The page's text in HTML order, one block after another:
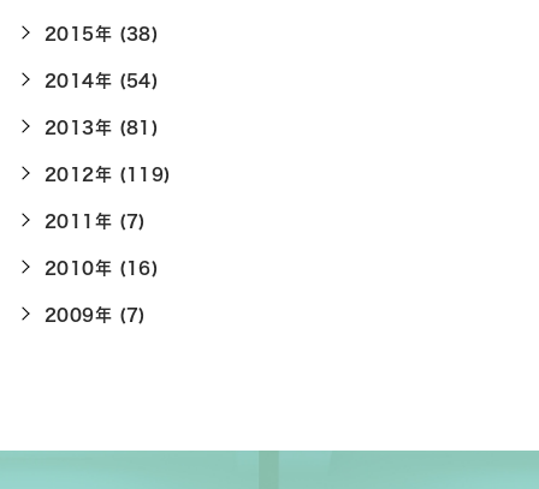
2015年 (38)
2014年 (54)
2013年 (81)
2012年 (119)
2011年 (7)
2010年 (16)
2009年 (7)